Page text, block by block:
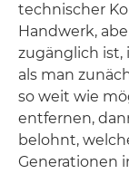
technischer
Handwerk,
zugänglich ist,
als man
so weit wie
entfernen,
belohnt,
Generationen